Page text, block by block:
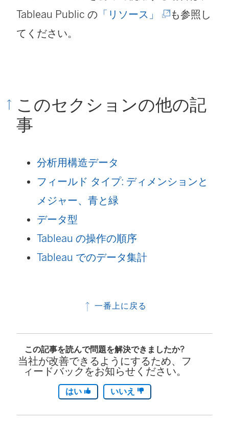
Tableau Public の 「リソース」
(
ィ
で
も参照し
てください。
このセクションの他の記
事
分析用構造データ
フィールド タイプ: ディメンションと
メジャー、青と緑
データ型
Tableau の操作の順序
Tableau でのデータ集計
一番上に戻る
この記事を読んで問題を解決できましたか?
当社が改善できるようにするため、フ
ィードバックをお知らせください。
はい いいえ